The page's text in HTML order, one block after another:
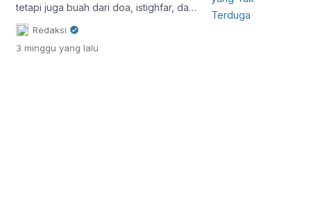
tetapi juga buah dari doa, istighfar, dan
tawakal. Simak doa yang diajarkan
Rasulullah untuk memohon rezeki yang
halal, berkah, dan datang dari arah
Redaksi
3 minggu yang lalu